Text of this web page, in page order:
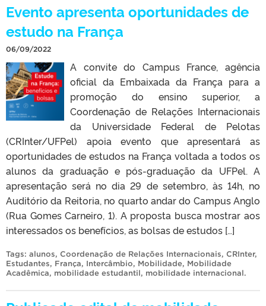
Evento apresenta oportunidades de
estudo na França
06/09/2022
A convite do Campus France, agência
oficial da Embaixada da França para a
promoção do ensino superior, a
Coordenação de Relações Internacionais
da Universidade Federal de Pelotas
(CRInter/UFPel) apoia evento que apresentará as
oportunidades de estudos na França voltada a todos os
alunos da graduação e pós-graduação da UFPel. A
apresentação será no dia 29 de setembro, às 14h, no
Auditório da Reitoria, no quarto andar do Campus Anglo
(Rua Gomes Carneiro, 1). A proposta busca mostrar aos
interessados os benefícios, as bolsas de estudos […]
Tags: alunos, Coordenação de Relações Internacionais, CRInter,
Estudantes, França, Intercâmbio, Mobilidade, Mobilidade
Acadêmica, mobilidade estudantil, mobilidade internacional.